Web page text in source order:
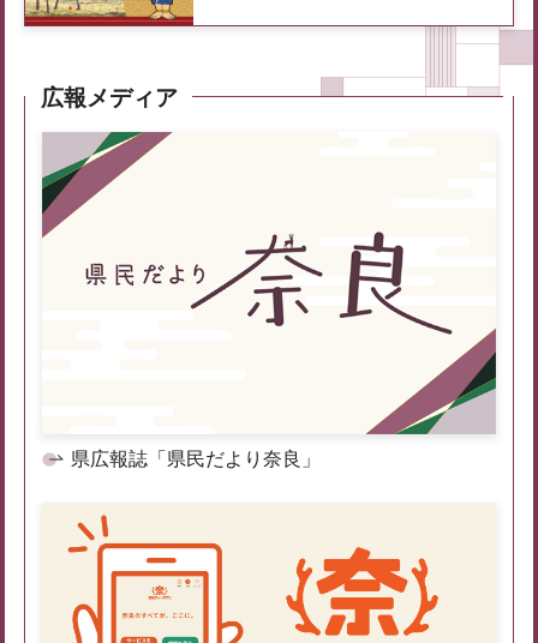
広報メディア
県広報誌「県民だより奈良」